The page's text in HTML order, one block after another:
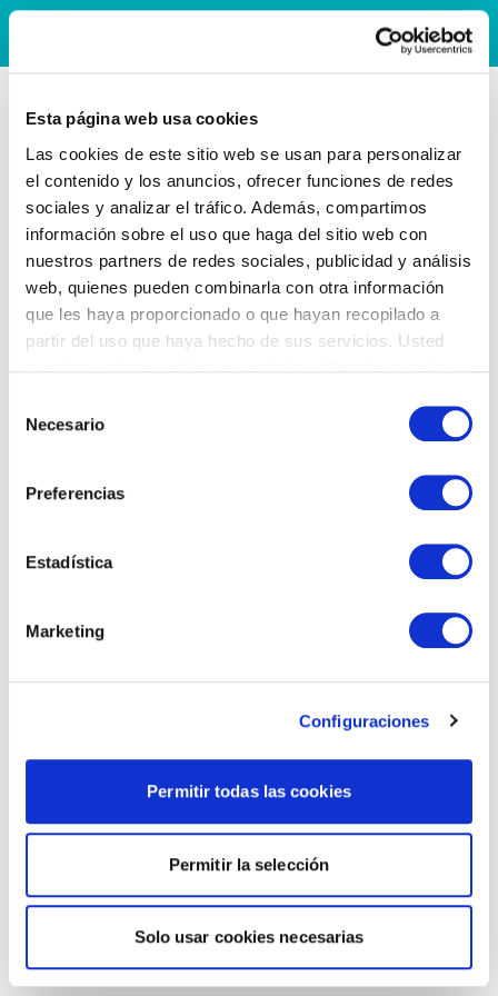
Esta página web usa cookies
Las cookies de este sitio web se usan para personalizar
el contenido y los anuncios, ofrecer funciones de redes
sociales y analizar el tráfico. Además, compartimos
información sobre el uso que haga del sitio web con
nuestros partners de redes sociales, publicidad y análisis
web, quienes pueden combinarla con otra información
que les haya proporcionado o que hayan recopilado a
partir del uso que haya hecho de sus servicios. Usted
Necesario
Preferencias
Estadística
Marketing
Configuraciones
Permitir todas las cookies
Permitir la selección
Solo usar cookies necesarias